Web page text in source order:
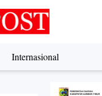
Internasional